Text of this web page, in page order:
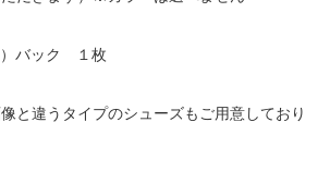
）バック １枚
と違うタイプのシューズもご用意しており